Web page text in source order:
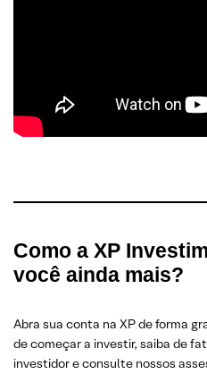
Como a XP
você ainda mais?
Abra sua conta na XP de forma
de começar a investir, saiba de
investidor e consulte nossos